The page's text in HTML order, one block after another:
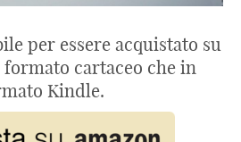
per essere acquistato su
cartaceo che in
Kindle.